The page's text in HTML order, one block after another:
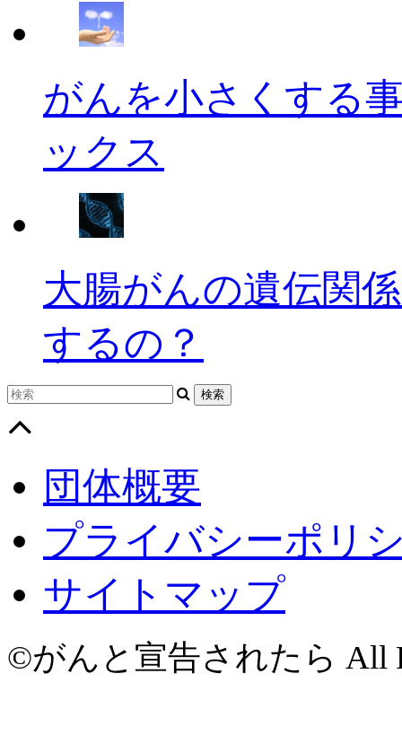
がんを小さくする
ックス
大腸がんの遺伝関
するの？
団体概要
プライバシーポリ
サイトマップ
©がんと宣告されたら All